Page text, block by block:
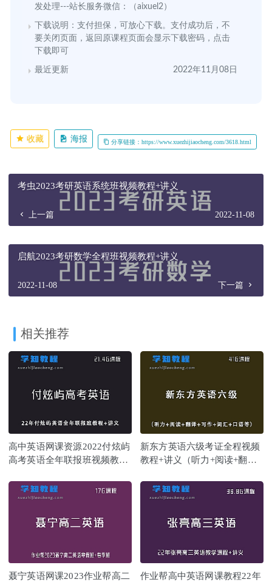
发处理---站长服务微信：（aixuel2）
下载说明：支付担保，可放心下载。支付成功后，不
要关闭页面，返回原课程页面会显示下载密码，点击
下载即可
最近更新 2022年11月08日
收藏 海报 分享链接：https://www.xuezhijiaocheng.com/3618.html
考虫2023考研英语系统班视频教程+讲义
上一篇 2022-11-08
启航2023考研数学全程班视频教程+讲义
2022-11-08 下一篇
相关推荐
高中英语网课资源2022付炫屿
高考英语全年联报班视频教程
新东方英语六级考证全程视频
教程+讲义（听力+阅读+翻译
聂宁英语网课2023作业帮高二
作业帮高中英语网课教程22年